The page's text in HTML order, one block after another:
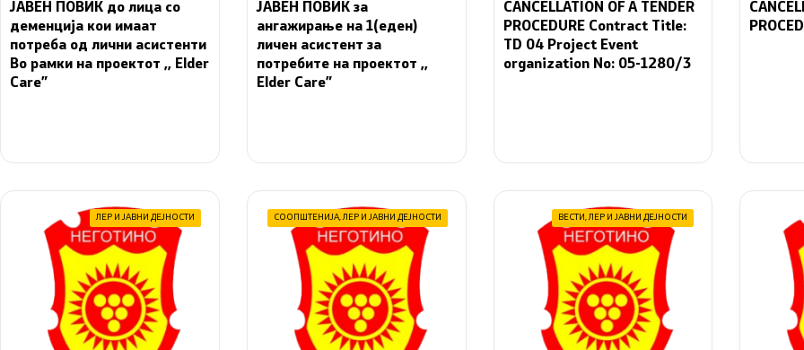
JАВЕН ПОВИК до лица со
деменција кои имаат
потреба од лични асистенти
Во рамки на проектот ,, Elder
Care”
JАВЕН ПОВИК за
ангажирање на 1(еден)
личен асистент за
потребите на проектот ,,
Elder Care”
CANCELLATION OF A TENDER
PROCEDURE Contract Title:
TD 04 Project Event
organization No: 05-1280/3
ЛЕР И ЈАВНИ ДЕЈНОСТИ СООПШТЕНИЈА,ЛЕР И ЈАВНИ ДЕЈНОСТИ ВЕСТИ,ЛЕР И ЈАВНИ ДЕЈНОСТИ